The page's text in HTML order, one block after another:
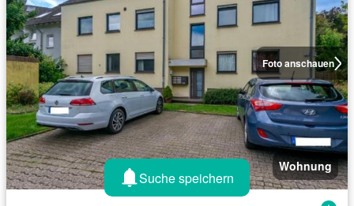
Foto anschauen
Wohnung
Suche speichern